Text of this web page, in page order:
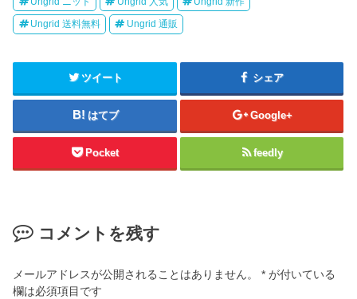
Ungrid 送料無料 Ungrid 通販
ツイート シェア
はてブ Google+
Pocket feedly
コメントを残す
メールアドレスが公開されることはありません。 * が付いている
欄は必須項目です